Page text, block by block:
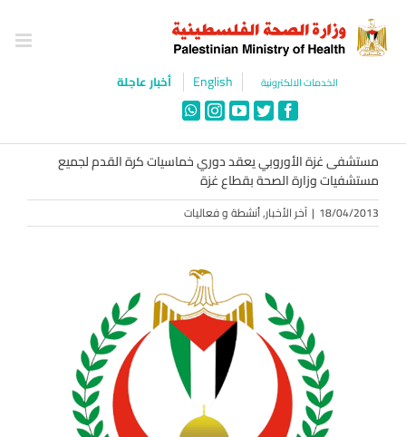
content
الخدمات الالكترونية English أخبار عاجلة
Facebook
Twitter
YouTube
Instagram
WhatsApp
مستشفى غزة الأوروبي يعقد دوري خماسيات كرة القدم لجميع
مستشفيات وزارة الصحة بقطاع غزة
18/04/2013
| آخر الأخبار,أنشطة و فعاليات